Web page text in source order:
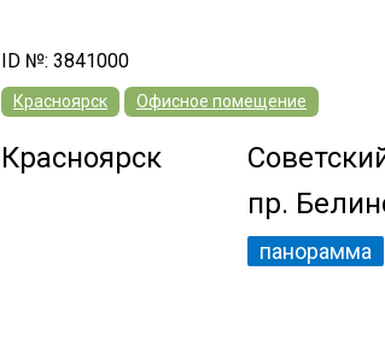
ID №: 3841000
Красноярск Офисное помещение
Красноярск
пр.
панорамма